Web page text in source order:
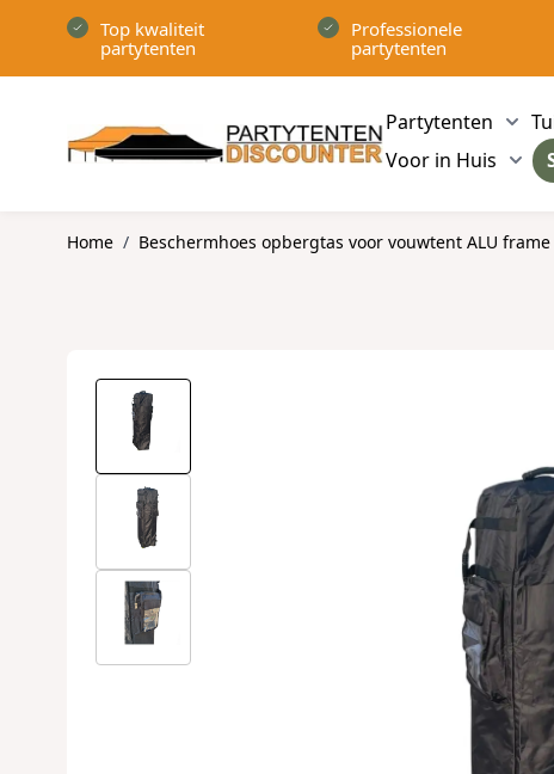
Top kwaliteit
partytenten
Professionele
partytenten
Partytenten
Voor in Huis
Home / Beschermhoes opbergtas voor vouwtent ALU